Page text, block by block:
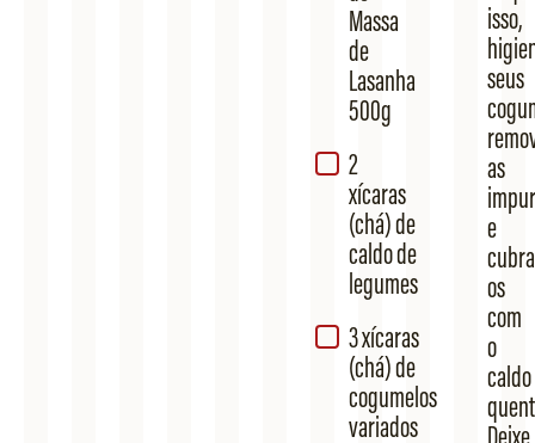
Massa
de
Lasanha
500g
2
xícaras
(chá) de
caldo de
legumes
3 xícaras
(chá) de
cogumelos
variados
isso,
seus
as
e
os
com
o
caldo